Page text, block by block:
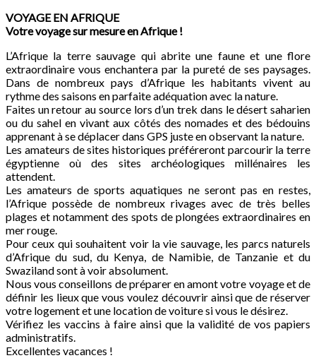
VOYAGE EN AFRIQUE
Votre voyage sur mesure en Afrique !
L’Afrique la terre sauvage qui abrite une faune et une flore
extraordinaire vous enchantera par la pureté de ses paysages.
Dans de nombreux pays d’Afrique les habitants vivent au
rythme des saisons en parfaite adéquation avec la nature.
Faites un retour au source lors d’un trek dans le désert saharien
ou du sahel en vivant aux côtés des nomades et des bédouins
apprenant à se déplacer dans GPS juste en observant la nature.
Les amateurs de sites historiques préféreront parcourir la terre
égyptienne où des sites archéologiques millénaires les
attendent.
Les amateurs de sports aquatiques ne seront pas en restes,
l’Afrique possède de nombreux rivages avec de très belles
plages et notamment des spots de plongées extraordinaires en
mer rouge.
Pour ceux qui souhaitent voir la vie sauvage, les parcs naturels
d’Afrique du sud, du Kenya, de Namibie, de Tanzanie et du
Swaziland sont à voir absolument.
Nous vous conseillons de préparer en amont votre voyage et de
définir les lieux que vous voulez découvrir ainsi que de réserver
votre logement et une location de voiture si vous le désirez.
Vérifiez les vaccins à faire ainsi que la validité de vos papiers
administratifs.
Excellentes vacances !